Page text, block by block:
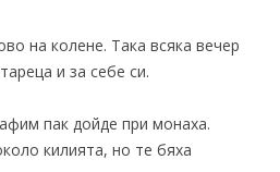
на колене. Така всяка вечер
и за себе си.
пак дойде при монаха.
килията, но те бяха